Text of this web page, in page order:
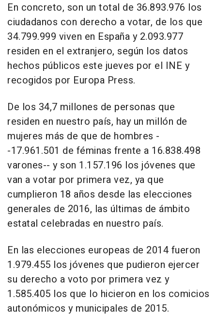
En concreto, son un total de 36.893.976 los
ciudadanos con derecho a votar, de los que
34.799.999 viven en España y 2.093.977
residen en el extranjero, según los datos
hechos públicos este jueves por el INE y
recogidos por Europa Press.
De los 34,7 millones de personas que
residen en nuestro país, hay un millón de
mujeres más de que de hombres -
-17.961.501 de féminas frente a 16.838.498
varones-- y son 1.157.196 los jóvenes que
van a votar por primera vez, ya que
cumplieron 18 años desde las elecciones
generales de 2016, las últimas de ámbito
estatal celebradas en nuestro país.
En las elecciones europeas de 2014 fueron
1.979.455 los jóvenes que pudieron ejercer
su derecho a voto por primera vez y
1.585.405 los que lo hicieron en los comicios
autonómicos y municipales de 2015.